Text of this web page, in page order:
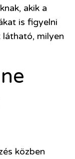
akik a
is figyelni
milyen
közben